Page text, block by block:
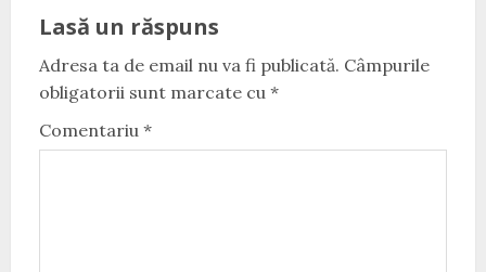
Lasă un răspuns
Adresa ta de email nu va fi publicată. Câmpurile
obligatorii sunt marcate cu *
Comentariu *